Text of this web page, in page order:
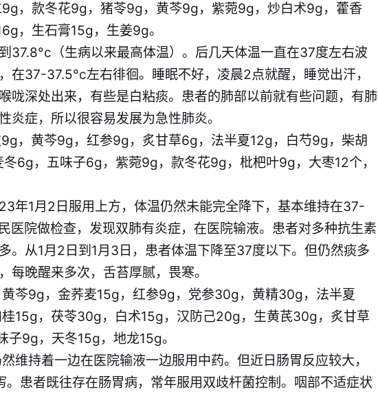
，款冬花9g，猪苓9g，黄芩9g，紫菀9g，炒白术9g，藿香
，生石膏15g，生姜9g。
37.8°c（生病以来最高体温）。后几天体温一直在37度左右波
在37-37.5°c左右徘徊。睡眠不好，凌晨2点就醒，睡觉出汗，
咙深处出来，有些是白粘痰。患者的肺部以前就有些问题，有肺
炎症，所以很容易发展为急性肺炎。
，黄芩9g，红参9g，炙甘草6g，法半夏12g，白芍9g，柴胡
6g，五味子6g，紫菀9g，款冬花9g，枇杷叶9g，大枣12个，
年1月2日服用上方，体温仍然未能完全降下，基本维持在37-
医院做检查，发现双肺有炎症，在医院输液。患者对多种抗生素
。从1月2日到1月3日，患者体温下降至37度以下。但仍然痰多
每晚醒来多次，舌苔厚腻，畏寒。
芩9g，金荞麦15g，红参9g，党参30g，黄精30g，法半夏
15g，茯苓30g，白术15g，汉防己20g，生黄芪30g，炙甘草
9g，天冬15g，地龙15g。
维持着一边在医院输液一边服用中药。但近日肠胃反应较大，
患者既往存在肠胃病，常年服用双歧杆菌控制。咽部不适症状